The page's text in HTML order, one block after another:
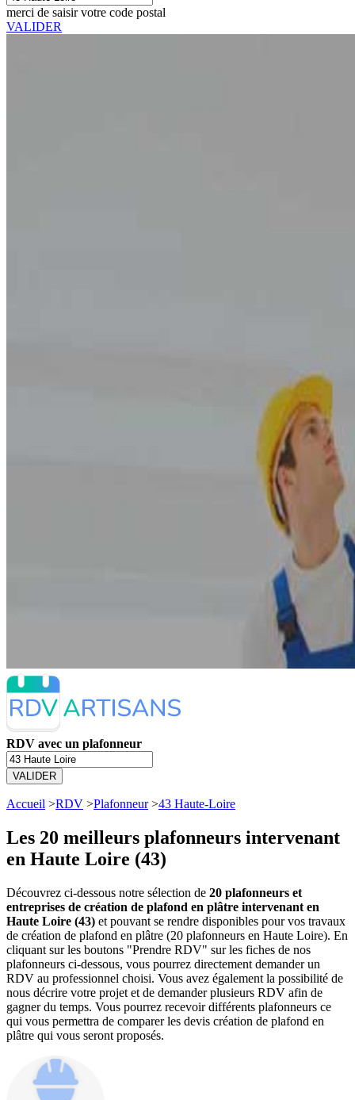
merci de saisir votre code postal
VALIDER
RDV avec un plafonneur
VALIDER
Accueil >RDV >Plafonneur>43 Haute-Loire
Les 20 meilleurs plafonneurs intervenant
en Haute Loire (43)
Découvrez ci-dessous notre sélection de 20 plafonneurs et
entreprises de création de plafond en plâtre intervenant en
Haute Loire (43) et pouvant se rendre disponibles pour vos travaux
de création de plafond en plâtre (20 plafonneurs en Haute Loire). En
cliquant sur les boutons "Prendre RDV" sur les fiches de nos
plafonneurs ci-dessous, vous pourrez directement demander un
RDV au professionnel choisi. Vous avez également la possibilité de
nous décrire votre projet et de demander plusieurs RDV afin de
gagner du temps. Vous pourrez recevoir différents plafonneurs ce
qui vous permettra de comparer les devis création de plafond en
plâtre qui vous seront proposés.